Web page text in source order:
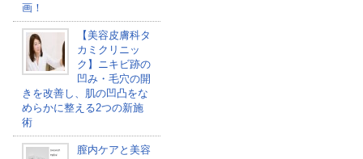
画！
【美容皮膚科タ
カミクリニッ
ク】ニキビ跡の
凹み・毛穴の開
きを改善し、肌の凹凸をな
めらかに整える2つの新施
術
膣内ケアと美容